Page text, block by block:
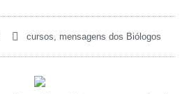
cursos, mensagens dos Biólogos